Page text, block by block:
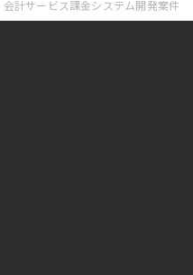
会計サービス課金システム開発案件